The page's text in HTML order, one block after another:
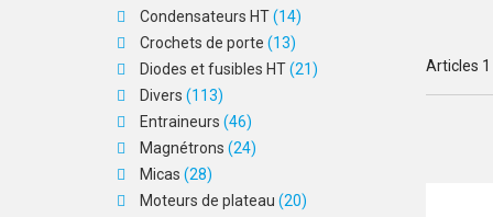
Articles 1
Condensateurs HT(14)
Crochets de porte (13)
Diodes et fusibles HT(21)
Divers (113)
Entraineurs (46)
Magnétrons (24)
Micas (28)
Moteurs de plateau (20)